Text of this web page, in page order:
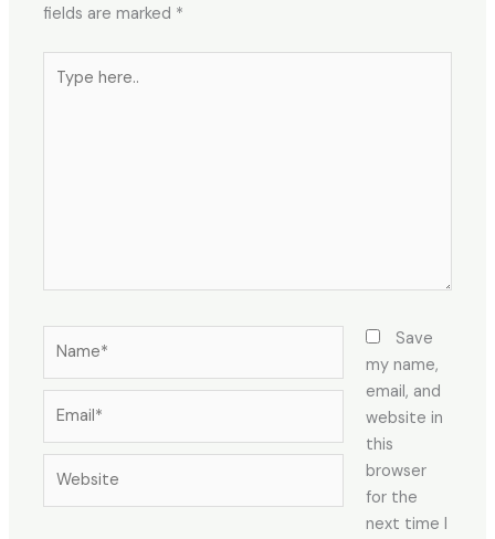
fields are marked *
here..
Save
my name,
email, and
website in
this
browser
for the
next time I